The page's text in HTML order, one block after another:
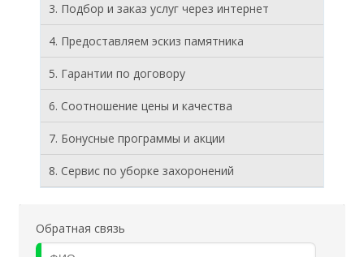
3. Подбор и заказ услуг через интернет
4. Предоставляем эскиз памятника
5. Гарантии по договору
6. Соотношение цены и качества
7. Бонусные программы и акции
8. Cервис по уборке захоронений
Обратная связь